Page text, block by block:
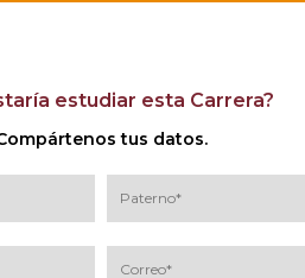
estudiar esta Carrera?
tus datos.